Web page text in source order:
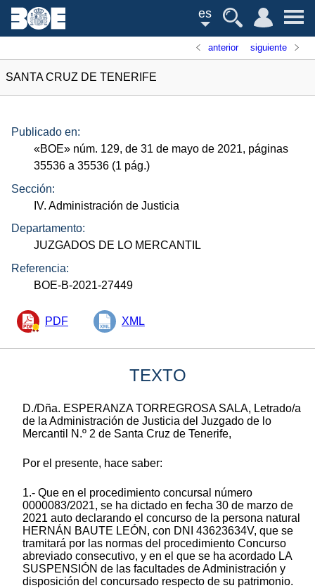
es
anterior siguiente
SANTA CRUZ DE TENERIFE
Publicado en:
«BOE» núm. 129, de 31 de mayo de 2021, páginas
35536 a 35536 (1 pág.)
Sección:
IV. Administración de Justicia
Departamento:
JUZGADOS DE LO MERCANTIL
Referencia:
BOE-B-2021-27449
PDF XML
TEXTO
D./Dña. ESPERANZA TORREGROSA SALA, Letrado/a
de la Administración de Justicia del Juzgado de lo
Mercantil N.º 2 de Santa Cruz de Tenerife,
Por el presente, hace saber:
1.- Que en el procedimiento concursal número
0000083/2021, se ha dictado en fecha 30 de marzo de
2021 auto declarando el concurso de la persona natural
HERNÁN BAUTE LEÓN, con DNI 43623634V, que se
tramitará por las normas del procedimiento Concurso
abreviado consecutivo, y en el que se ha acordado LA
SUSPENSIÓN de las facultades de Administración y
disposición del concursado respecto de su patrimonio.